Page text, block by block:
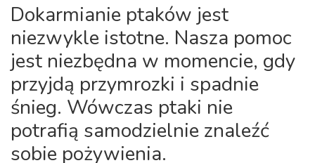
Dokarmianie ptaków jest
niezwykle istotne. Nasza pomoc
jest niezbędna w momencie, gdy
przyjdą przymrozki i spadnie
śnieg. Wówczas ptaki nie
potrafią samodzielnie znaleźć
sobie pożywienia.